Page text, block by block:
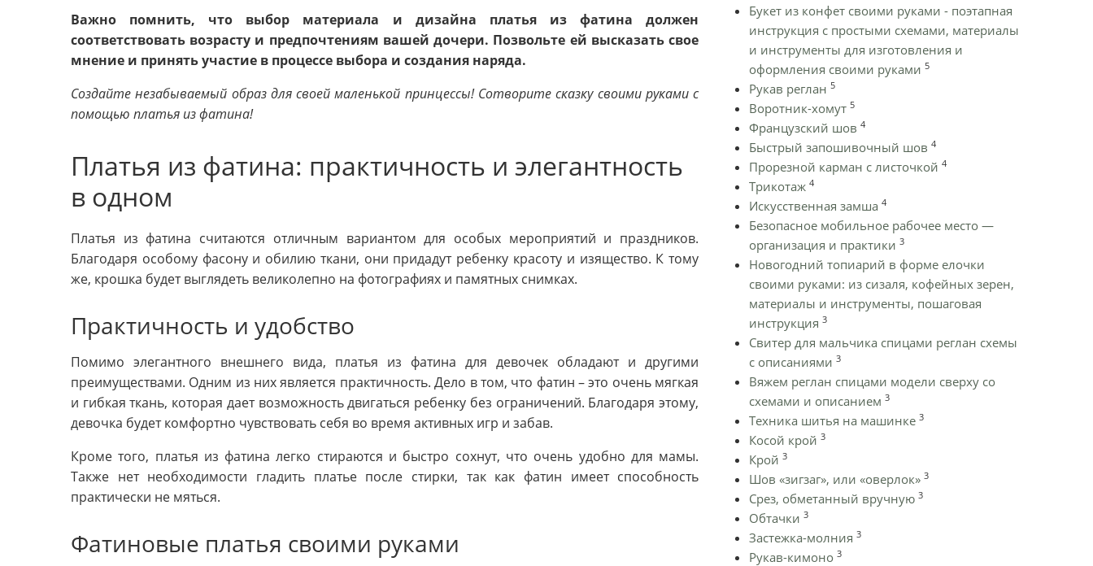
Важно помнить, что выбор материала и дизайна платья из фатина должен
соответствовать возрасту и предпочтениям вашей дочери. Позвольте ей высказать свое
мнение и принять участие в процессе выбора и создания наряда.
Создайте незабываемый образ для своей маленькой принцессы! Сотворите сказку своими руками с
помощью платья из фатина!
Платья из фатина: практичность и элегантность
в одном
Платья из фатина считаются отличным вариантом для особых мероприятий и праздников.
Благодаря особому фасону и обилию ткани, они придадут ребенку красоту и изящество. К тому
же, крошка будет выглядеть великолепно на фотографиях и памятных снимках.
Практичность и удобство
Помимо элегантного внешнего вида, платья из фатина для девочек обладают и другими
преимуществами. Одним из них является практичность. Дело в том, что фатин – это очень мягкая
и гибкая ткань, которая дает возможность двигаться ребенку без ограничений. Благодаря этому,
девочка будет комфортно чувствовать себя во время активных игр и забав.
Кроме того, платья из фатина легко стираются и быстро сохнут, что очень удобно для мамы.
Также нет необходимости гладить платье после стирки, так как фатин имеет способность
практически не мяться.
Фатиновые платья своими руками
Букет из конфет своими руками - поэтапная
инструкция с простыми схемами, материалы
и инструменты для изготовления и
оформления своими руками 5
Рукав реглан 5
Воротник-хомут 5
Французский шов 4
Быстрый запошивочный шов 4
Прорезной карман с листочкой 4
Трикотаж 4
Искусственная замша 4
Безопасное мобильное рабочее место —
организация и практики 3
Новогодний топиарий в форме елочки
своими руками: из сизаля, кофейных зерен,
материалы и инструменты, пошаговая
инструкция 3
Cвитер для мальчика спицами реглан схемы
с описаниями 3
Вяжем реглан спицами модели сверху со
схемами и описанием 3
Техника шитья на машинке 3
Косой крой 3
Крой 3
Шов «зигзаг», или «оверлок» 3
Срез, обметанный вручную 3
Обтачки 3
Застежка-молния 3
Рукав-кимоно 3